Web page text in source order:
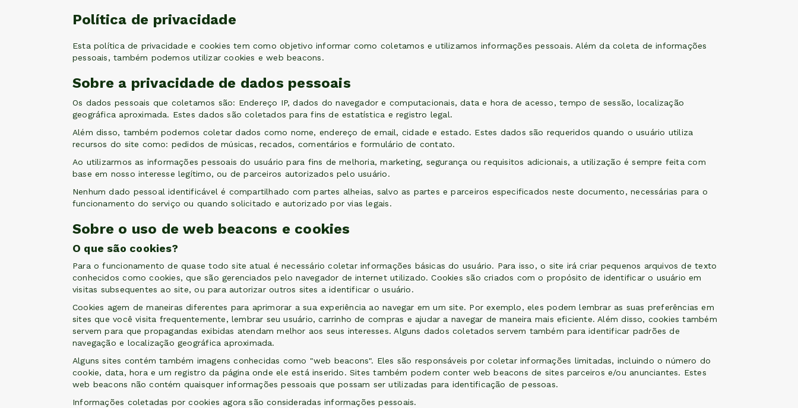
Política de privacidade
Esta política de privacidade e cookies tem como objetivo informar como coletamos e utilizamos informações pessoais. Além da coleta de informações
pessoais, também podemos utilizar cookies e web beacons.
Sobre a privacidade de dados pessoais
Os dados pessoais que coletamos são: Endereço IP, dados do navegador e computacionais, data e hora de acesso, tempo de sessão, localização
geográfica aproximada. Estes dados são coletados para fins de estatística e registro legal.
Além disso, também podemos coletar dados como nome, endereço de email, cidade e estado. Estes dados são requeridos quando o usuário utiliza
recursos do site como: pedidos de músicas, recados, comentários e formulário de contato.
Ao utilizarmos as informações pessoais do usuário para fins de melhoria, marketing, segurança ou requisitos adicionais, a utilização é sempre feita com
base em nosso interesse legítimo, ou de parceiros autorizados pelo usuário.
Nenhum dado pessoal identificável é compartilhado com partes alheias, salvo as partes e parceiros especificados neste documento, necessárias para o
funcionamento do serviço ou quando solicitado e autorizado por vias legais.
Sobre o uso de web beacons e cookies
O que são cookies?
Para o funcionamento de quase todo site atual é necessário coletar informações básicas do usuário. Para isso, o site irá criar pequenos arquivos de texto
conhecidos como cookies, que são gerenciados pelo navegador de internet utilizado. Cookies são criados com o propósito de identificar o usuário em
visitas subsequentes ao site, ou para autorizar outros sites a identificar o usuário.
Cookies agem de maneiras diferentes para aprimorar a sua experiência ao navegar em um site. Por exemplo, eles podem lembrar as suas preferências em
sites que você visita frequentemente, lembrar seu usuário, carrinho de compras e ajudar a navegar de maneira mais eficiente. Além disso, cookies também
servem para que propagandas exibidas atendam melhor aos seus interesses. Alguns dados coletados servem também para identificar padrões de
navegação e localização geográfica aproximada.
Alguns sites contém também imagens conhecidas como "web beacons". Eles são responsáveis por coletar informações limitadas, incluindo o número do
cookie, data, hora e um registro da página onde ele está inserido. Sites também podem conter web beacons de sites parceiros e/ou anunciantes. Estes
web beacons não contém quaisquer informações pessoais que possam ser utilizadas para identificação de pessoas.
Informações coletadas por cookies agora são consideradas informações pessoais.